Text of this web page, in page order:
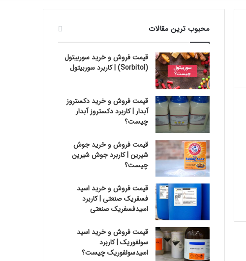
برای
محبوب ترین مقالات
قیمت فروش و خرید سوربیتول
(Sorbitol) | کاربرد سوربیتول
قیمت فروش و خرید دکستروز
آبدار | کاربرد دکستروز آبدار
چیست؟
قیمت فروش و خرید جوش
شیرین | کاربرد جوش شیرین
چیست؟
قیمت فروش و خرید اسید
فسفریک صنعتی | کاربرد
اسیدفسفریک صنعتی
قیمت فروش و خرید اسید
سولفوریک | کاربرد
اسیدسولفوریک چیست؟